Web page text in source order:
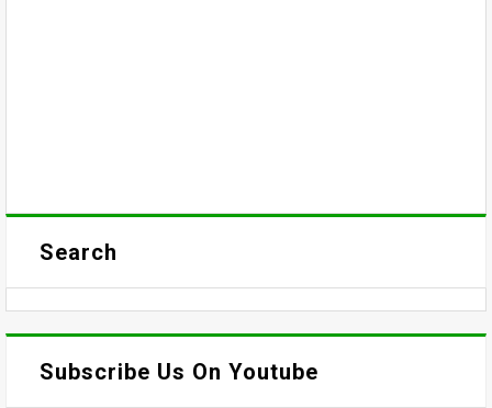
Search
Subscribe Us On Youtube